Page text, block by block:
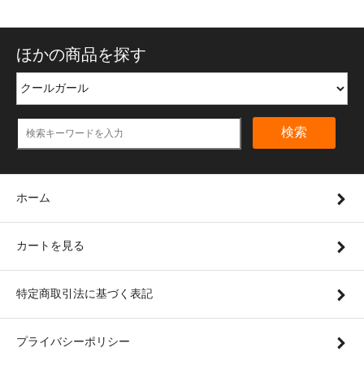
ほかの商品を探す
検索
ホーム
カートを見る
特定商取引法に基づく表記
プライバシーポリシー